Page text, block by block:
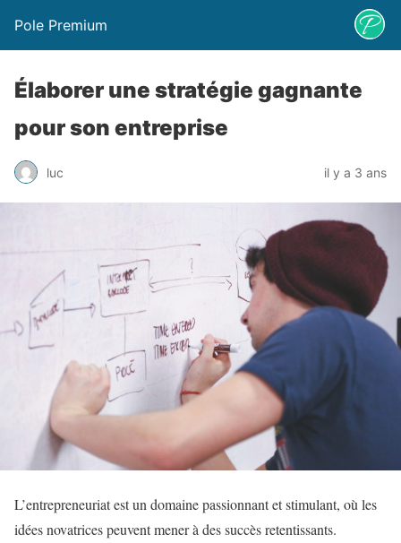
Pole Premium
Élaborer une stratégie gagnante
pour son entreprise
luc il y a 3 ans
L’entrepreneuriat est un domaine passionnant et stimulant, où les
idées novatrices peuvent mener à des succès retentissants.